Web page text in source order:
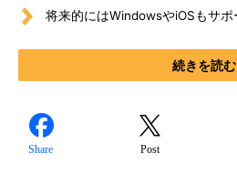
将来的にはWindowsやiOSもサ
続きを読む
Share Post